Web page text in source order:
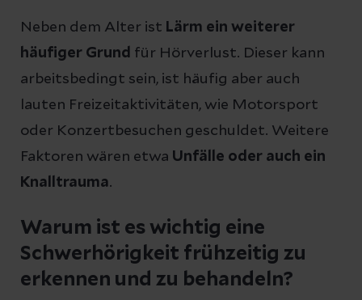
Neben dem Alter ist Lärm ein weiterer
häufiger Grund für Hörverlust. Dieser kann
arbeitsbedingt sein, ist häufig aber auch
lauten Freizeitaktivitäten, wie Motorsport
oder Konzertbesuchen geschuldet. Weitere
Faktoren wären etwa Unfälle oder auch ein
Knalltrauma.
Warum ist es wichtig eine
Schwerhörigkeit frühzeitig zu
erkennen und zu behandeln?